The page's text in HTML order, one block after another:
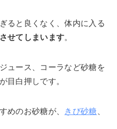
ると良くなく、体内に入る
せてしまいます。
ュース、コーラなど砂糖を
目白押しです。
めのお砂糖が、 きび砂糖